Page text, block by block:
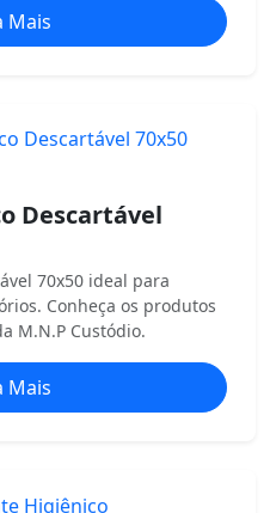
Mais
Descartável
70x50 ideal para
Conheça os produtos
M.N.P Custódio.
Mais